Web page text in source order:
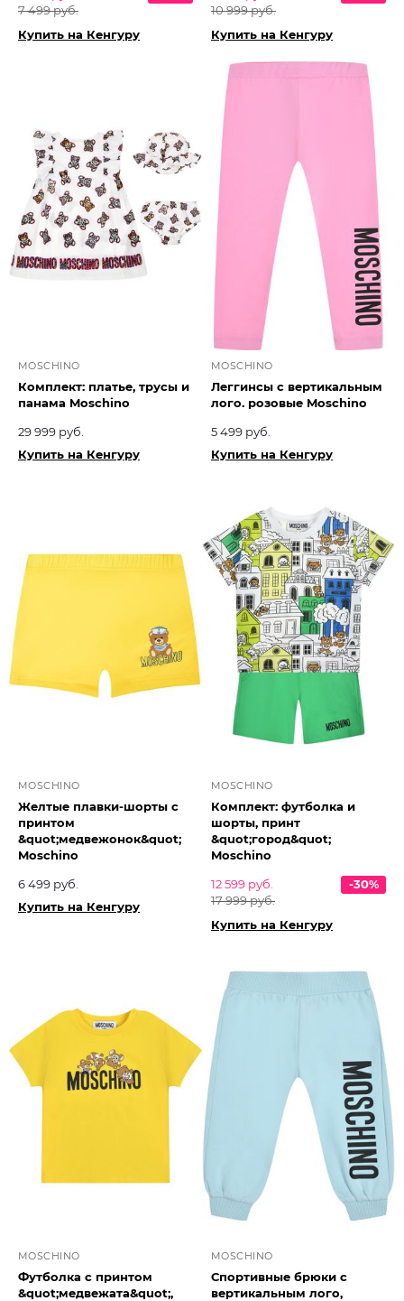
7 499 руб.
Купить на Кенгуру
10 999 руб.
Купить на Кенгуру
MOSCHINO
Комплект: платье, трусы и
панама Moschino
29 999 руб.
Купить на Кенгуру
MOSCHINO
Леггинсы с вертикальным
лого. розовые Moschino
5 499 руб.
Купить на Кенгуру
MOSCHINO
Желтые плавки-шорты с
принтом
&quot;медвежонок&quot;
Moschino
6 499 руб.
Купить на Кенгуру
MOSCHINO
Комплект: футболка и
шорты, принт
&quot;город&quot;
Moschino
12 599 руб.
17 999 руб.
-30%
Купить на Кенгуру
MOSCHINO
Футболка с принтом
&quot;медвежата&quot;,
MOSCHINO
Спортивные брюки с
вертикальным лого,